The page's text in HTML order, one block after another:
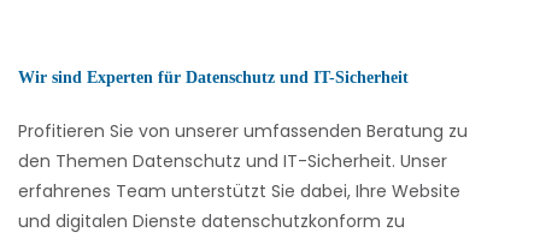
Wir sind Experten für Datenschutz und IT-Sicherheit
Profitieren Sie von unserer umfassenden Beratung zu
den Themen Datenschutz und IT-Sicherheit. Unser
erfahrenes Team unterstützt Sie dabei, Ihre Website
und digitalen Dienste datenschutzkonform zu